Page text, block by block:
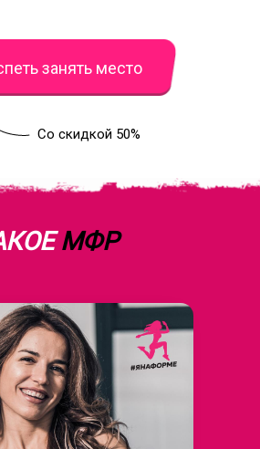
занять место
Со скидкой 50%
МФР